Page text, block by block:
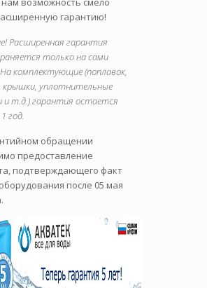
гарантию!
Расширенная гарантия
только на сами
комплектующие (поплавок,
уплотнительные
и т.д.) гарантия остается
год.
обращении
предоставление
подтверждающего факт
после 05 мая